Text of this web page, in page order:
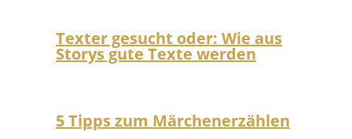
Texter gesucht oder: Wie aus
Storys gute Texte werden
5 Tipps zum Märchenerzählen